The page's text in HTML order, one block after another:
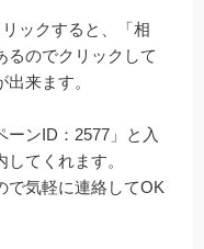
リックすると、「相
るのでクリックして
来ます。
ンID：2577」と入
てくれます。
で気軽に連絡してOK